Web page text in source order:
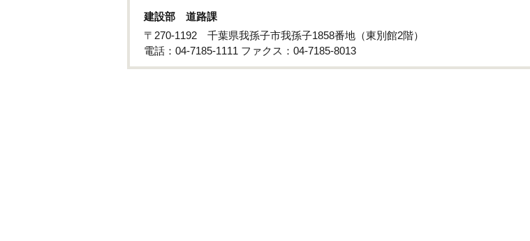
建設部 道路課
〒270-1192 千葉県我孫子市我孫子1858番地（東別館2階）
電話：04-7185-1111 ファクス：04-7185-8013